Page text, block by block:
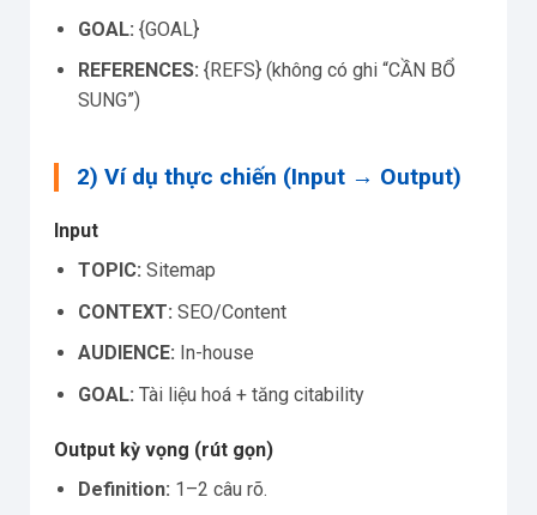
GOAL: {GOAL}
REFERENCES: {REFS} (không có ghi “CẦN BỔ
SUNG”)
2) Ví dụ thực chiến (Input → Output)
Input
TOPIC: Sitemap
CONTEXT: SEO/Content
AUDIENCE: In-house
GOAL: Tài liệu hoá + tăng citability
Output kỳ vọng (rút gọn)
Definition: 1–2 câu rõ.